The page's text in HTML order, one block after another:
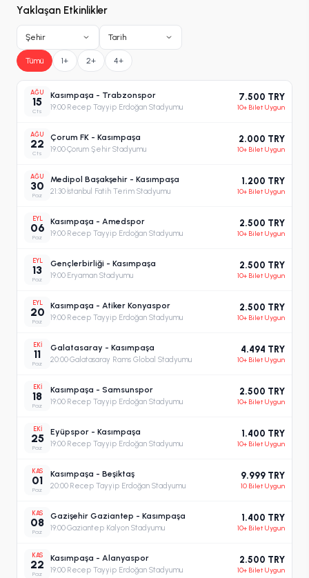
Yaklaşan Etkinlikler
Şehir Tarih
Tümü 1+ 2+ 4+
AĞU
15
Cts
Kasımpaşa - Trabzonspor
19:00·Recep Tayyip Erdoğan Stadyumu
7.500 TRY
10+ Bilet Uygun
AĞU
22
Cts
Çorum FK - Kasımpaşa
19:00·Çorum Şehir Stadyumu
2.000 TRY
10+ Bilet Uygun
AĞU
30
Paz
Medipol Başakşehir - Kasımpaşa
21:30·İstanbul Fatih Terim Stadyumu
1.200 TRY
10+ Bilet Uygun
EYL
06
Paz
Kasımpaşa - Amedspor
19:00·Recep Tayyip Erdoğan Stadyumu
2.500 TRY
10+ Bilet Uygun
EYL
13
Paz
Gençlerbirliği - Kasımpaşa
19:00·Eryaman Stadyumu
2.500 TRY
10+ Bilet Uygun
EYL
20
Paz
Kasımpaşa - Atiker Konyaspor
19:00·Recep Tayyip Erdoğan Stadyumu
2.500 TRY
10+ Bilet Uygun
EKI
11
Paz
Galatasaray - Kasımpaşa
20:00·Galatasaray Rams Global Stadyumu
4.494 TRY
10+ Bilet Uygun
EKI
18
Paz
Kasımpaşa - Samsunspor
19:00·Recep Tayyip Erdoğan Stadyumu
2.500 TRY
10+ Bilet Uygun
EKI
25
Paz
Eyüpspor - Kasımpaşa
19:00·Recep Tayyip Erdoğan Stadyumu
1.400 TRY
10+ Bilet Uygun
KAS
01
Paz
Kasımpaşa - Beşiktaş
20:00·Recep Tayyip Erdoğan Stadyumu
9.999 TRY
10 Bilet Uygun
KAS
08
Paz
Gazişehir Gaziantep - Kasımpaşa
19:00·Gaziantep Kalyon Stadyumu
1.400 TRY
10+ Bilet Uygun
KAS
22
Paz
Kasımpaşa - Alanyaspor
19:00·Recep Tayyip Erdoğan Stadyumu
2.500 TRY
10+ Bilet Uygun